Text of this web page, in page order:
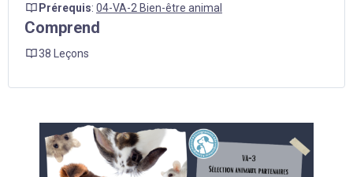
Prérequis: 04-VA-2 Bien-être animal
Comprend
38 Leçons